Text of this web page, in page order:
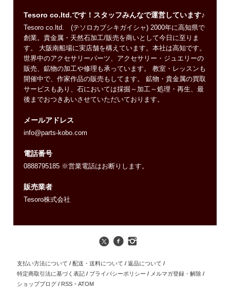
Tesoro co.ltd.です！スタッフみんなで運営しています♪
Tesoro co.ltd. (テソロカブシキガイシャ) 2000年に高知県で
創業。貴金属・天然石加工/販売を商いとして今日に至りま
す。 大阪南船場に実店舗を構えています。本社は高知です。
世界中のアクセサリーパーツ、アクセサリー・ジュエリーの
販売、鉱物の加工や修理も承っています。 教室・レッスンも
開催中で、作家作品の販売もしてます。 鉱物・貴金属の買取
サービスもあり、石においては採掘～加工～処理・再生、最
後までおつきあいさせていただいております。
メールアドレス
info@parts-kobo.com
電話番号
0888795185 ※営業電話はお断りします。
販売業者
Tesoro株式会社
支払い方法について / 配送・送料について / 返品について /
特定商取引法に基づく表記 / プライバシーポリシー / メルマガ登録・解除 /
ショップブログ / RSS ・ATOM